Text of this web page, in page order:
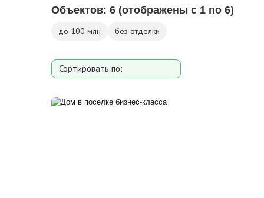
Объектов: 6 (отображены с 1 по 6)
до 100 млн без отделки
Сортировать по:
Площади участка